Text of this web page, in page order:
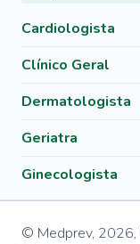
Cardiologista
Clínico Geral
Dermatologista
Geriatra
Ginecologista
© Medprev, 2026,